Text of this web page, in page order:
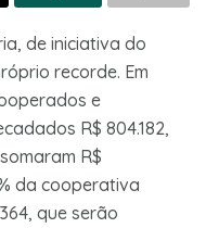
de iniciativa do
recorde. Em
e
R$ 804.182,
R$
da cooperativa
que serão